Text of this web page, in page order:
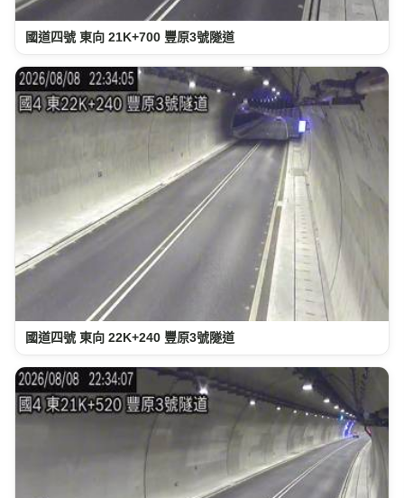
國道四號 東向 21K+700 豐原3號隧道
國道四號 東向 22K+240 豐原3號隧道